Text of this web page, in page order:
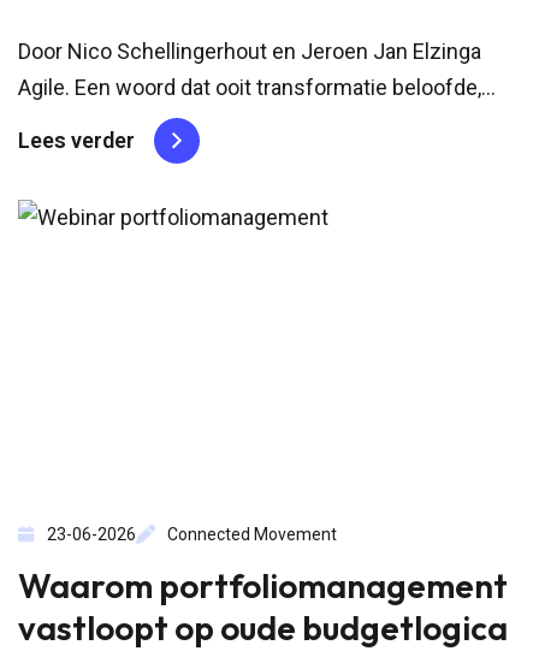
Door Nico Schellingerhout en Jeroen Jan Elzinga
Agile. Een woord dat ooit transformatie beloofde,
maar tegenwoordig vaak met cynisme wordt
ontvangen. “Agile werkt niet meer.” “SAFe is geen
echte Agile.” “We doen Scrum, dus dan zijn we
Agile… toch?” Ergens...
Lees verder
23-06-2026 Connected Movement
Waarom portfoliomanagement
vastloopt op oude budgetlogica